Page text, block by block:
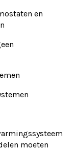
en
moeten